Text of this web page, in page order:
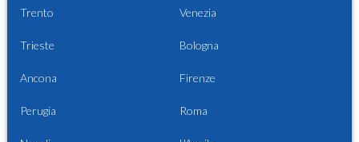
Trento Venezia
Trieste Bologna
Ancona Firenze
Perugia Roma